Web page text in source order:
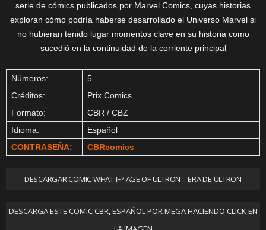
serie de cómics publicados por Marvel Comics, cuyas historias
exploran cómo podría haberse desarrollado el Universo Marvel si
no hubieran tenido lugar momentos clave en su historia como
sucedió en la continuidad de la corriente principal
Números:
5
Créditos:
Prix Comics
Formato:
CBR / CBZ
Idioma:
Español
CONTRASEÑA:
CBRcomics
DESCARGAR COMIC WHAT IF? AGE OF ULTRON – ERA DE ULTRON
DESCARGA ESTE COMIC CBR, ESPAÑOL POR MEGA HACIENDO CLICK EN